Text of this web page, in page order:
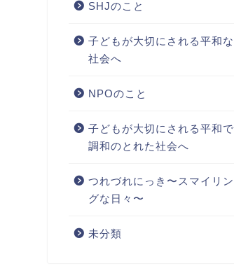
SHJのこと
子どもが大切にされる平和な
社会へ
NPOのこと
子どもが大切にされる平和で
調和のとれた社会へ
つれづれにっき〜スマイリン
グな日々〜
未分類